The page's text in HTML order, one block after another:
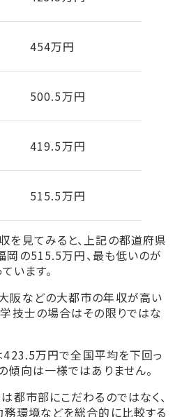
454万円
500.5万円
419.5万円
515.5万円
見てみると、上記の都道府県
の515.5万円、最も低いのが
います。
阪などの大都市の年収が高い
技士の場合はその限りではな
423.5万円で全国平均を下回っ
傾向は一様ではありません。
都市部にこだわるのではなく、
環境などを総合的に比較する